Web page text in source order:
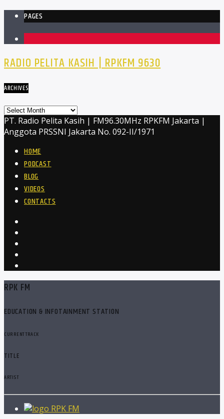
PAGES
RADIO PELITA KASIH | RPKFM 9630
ARCHIVES
Archives
PT. Radio Pelita Kasih | FM96.30MHz RPKFM Jakarta |
Anggota PRSSNI Jakarta No. 092-II/1971
HOME
PODCAST
BLOG
VIDEOS
CONTACTS
RPK FM
EDUCATION & INFOTAINMENT STATION
CURRENT TRACK
TITLE
ARTIST
RPK FM